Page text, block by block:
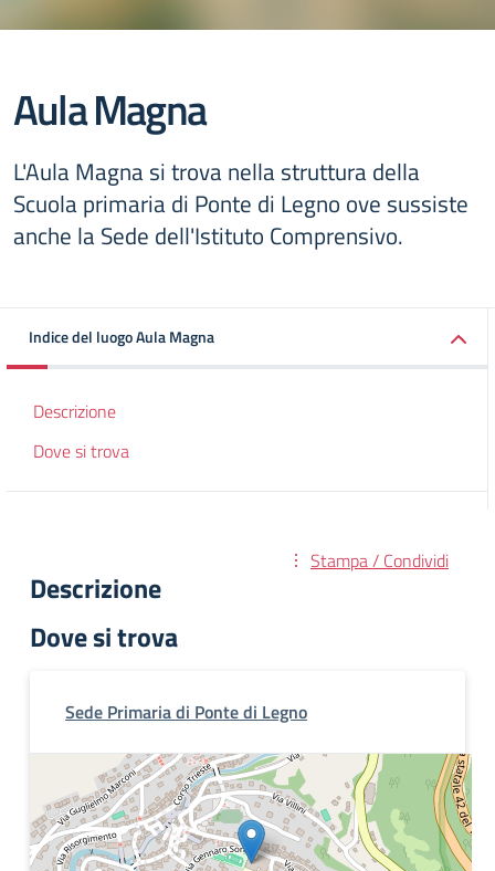
Aula Magna
L'Aula Magna si trova nella struttura della
Scuola primaria di Ponte di Legno ove sussiste
anche la Sede dell'Istituto Comprensivo.
Indice del luogo Aula Magna
Descrizione
Dove si trova
Stampa / Condividi
Descrizione
Dove si trova
Sede Primaria di Ponte di Legno